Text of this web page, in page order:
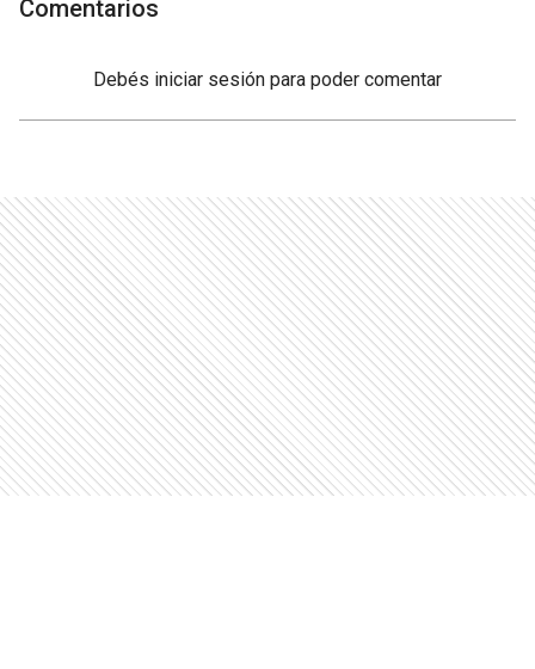
Comentarios
Debés iniciar sesión para poder comentar